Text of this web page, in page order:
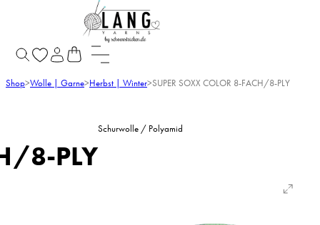
Shop>Wolle | Garne>Herbst | Winter>SUPER SOXX COLOR 8-FACH/8-PLY
8-PLY
Schurwolle / Polyamid